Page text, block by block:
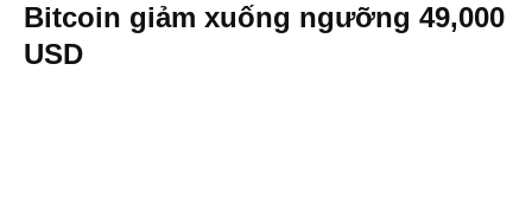
Bitcoin giảm xuống ngưỡng 49,000
USD